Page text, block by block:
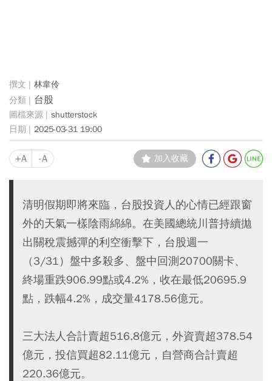
林韋伶
台股
shutterstock
2025-03-31 19:00
+A -A 加入收藏
清明假期即將來臨，台股投資人的心情已經跟窗
外的天氣一樣陰雨綿綿。在美國總統川普持續拋
出關稅震撼彈的利空衝擊下，台股週一
（3/31）盤中多殺多、盤中回測20700關卡、
終場重跌906.99點或4.2%，收在最低20695.9
點，跌幅4.2%，成交量4178.56億元。
三大法人合計賣超516.8億元，外資賣超378.54
億元，投信買超82.11億元，自營商合計賣超
220.36億元。